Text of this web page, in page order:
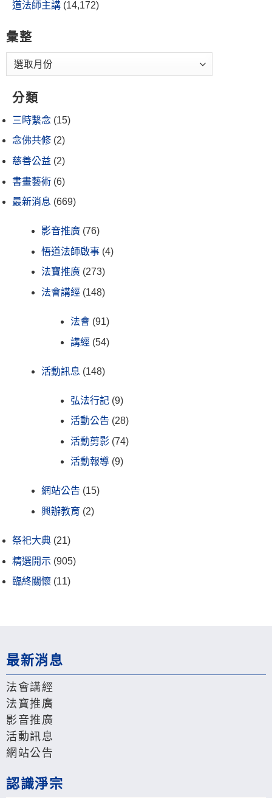
道法師主講 (14,172)
彙整
分類
三時繫念 (15)
念佛共修 (2)
慈善公益 (2)
書畫藝術 (6)
最新消息 (669)
影音推廣 (76)
悟道法師啟事 (4)
法寶推廣 (273)
法會講經 (148)
法會 (91)
講經 (54)
活動訊息 (148)
弘法行記 (9)
活動公告 (28)
活動剪影 (74)
活動報導 (9)
網站公告 (15)
興辦教育 (2)
祭祀大典 (21)
精選開示 (905)
臨終關懷 (11)
最新消息
法會講經
法寶推廣
影音推廣
活動訊息
網站公告
認識淨宗